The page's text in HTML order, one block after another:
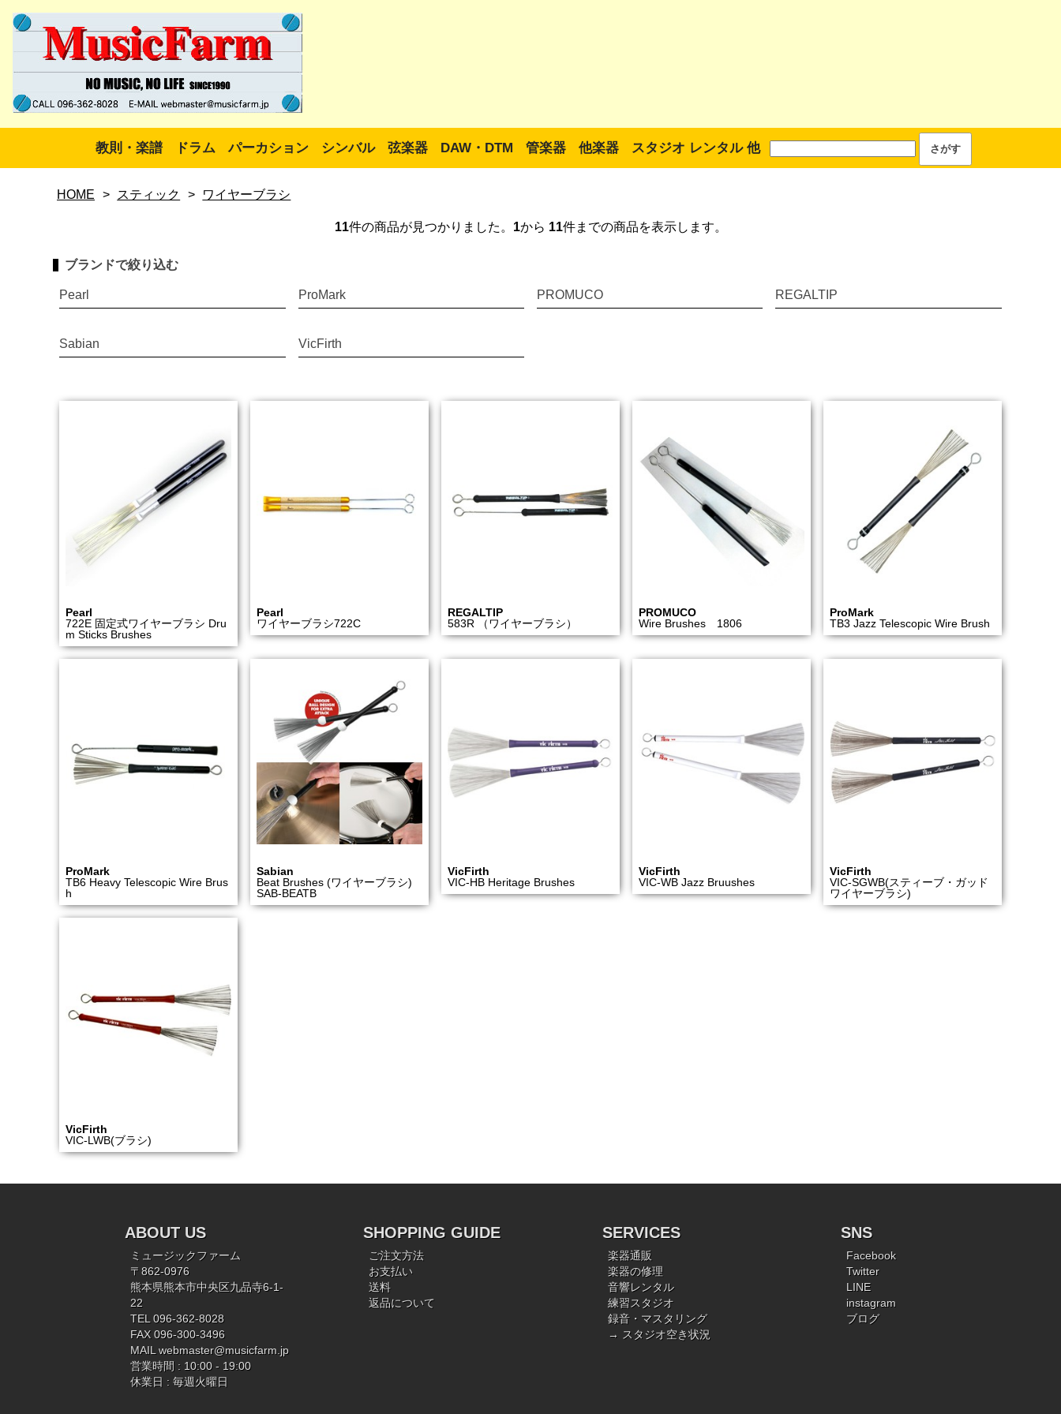
教則・楽譜 ドラム パーカション シンバル 弦楽器 DAW・DTM 管楽器 他楽器 スタジオ レンタル 他
HOME > スティック > ワイヤーブラシ
11件の商品が見つかりました。 1から 11件までの商品を表示します。
ブランドで絞り込む
Pearl ProMark PROMUCO REGALTIP
Sabian VicFirth
Pearl
722E 固定式ワイヤーブラシ Dru
m Sticks Brushes
Pearl
ワイヤーブラシ722C
REGALTIP
583R （ワイヤーブラシ）
PROMUCO
Wire Brushes 1806
ProMark
TB3 Jazz Telescopic Wire Brush
ProMark
TB6 Heavy Telescopic Wire Brus
h
Sabian
Beat Brushes (ワイヤーブラシ)
SAB-BEATB
VicFirth
VIC-HB Heritage Brushes
VicFirth
VIC-WB Jazz Bruushes
VicFirth
VIC-SGWB(スティーブ・ガッド
ワイヤーブラシ)
VicFirth
VIC-LWB(ブラシ)
ABOUT US
ミュージックファーム
〒862-0976
熊本県熊本市中央区九品寺6-1-
22
TEL 096-362-8028
FAX 096-300-3496
MAIL webmaster@musicfarm.jp
営業時間 : 10:00 - 19:00
休業日 : 毎週火曜日
SHOPPING GUIDE
ご注文方法
お支払い
送料
返品について
SERVICES
楽器通販
楽器の修理
音響レンタル
練習スタジオ
録音・マスタリング
→ スタジオ空き状況
SNS
Facebook
Twitter
LINE
instagram
ブログ